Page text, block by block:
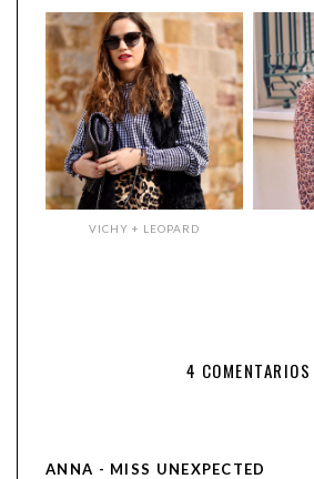
VICHY + LEOPARD
4 COMENTARIOS
ANNA - MISS UNEXPECTED